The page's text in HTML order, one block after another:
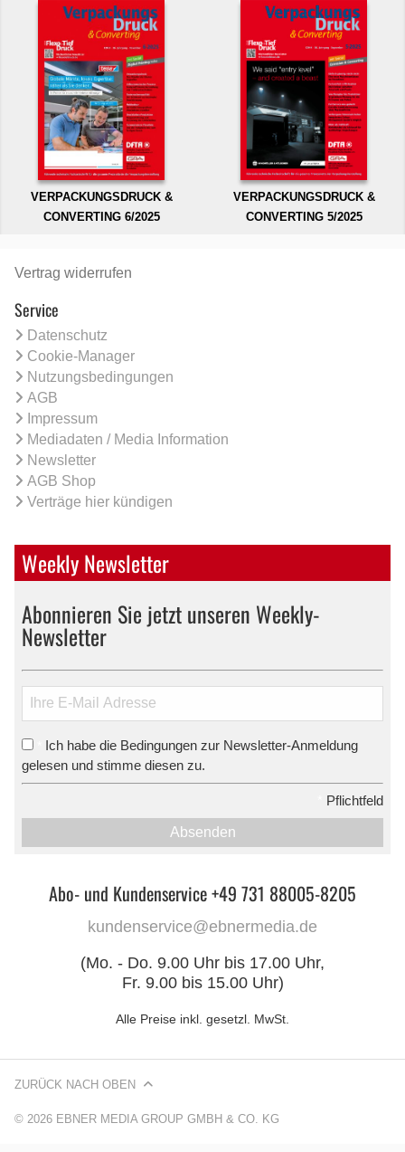
VERPACKUNGSDRUCK &
CONVERTING 6/2025
VERPACKUNGSDRUCK &
CONVERTING 5/2025
Vertrag widerrufen
Service
Datenschutz
Cookie-Manager
Nutzungsbedingungen
AGB
Impressum
Mediadaten / Media Information
Newsletter
AGB Shop
Verträge hier kündigen
Weekly Newsletter
Abonnieren Sie jetzt unseren Weekly-
Newsletter
Ich habe die Bedingungen zur Newsletter-Anmeldung
gelesen und stimme diesen zu.
Pflichtfeld
Absenden
Abo- und Kundenservice +49 731 88005-8205
kundenservice@ebnermedia.de
(Mo. - Do. 9.00 Uhr bis 17.00 Uhr,
Fr. 9.00 bis 15.00 Uhr)
Alle Preise inkl. gesetzl. MwSt.
© 2026 EBNER MEDIA GROUP GMBH & CO. KG
ZURÜCK NACH OBEN